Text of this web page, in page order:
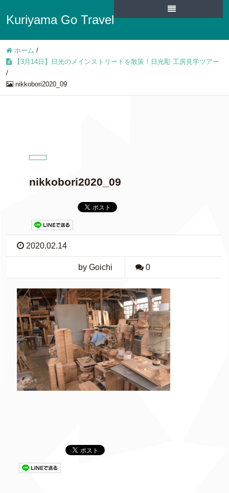
Kuriyama Go Travel
ホーム /
【3月14日】日光のメインストリートを散策！日光彫 工房見学ツアー
/
nikkobori2020_09
nikkobori2020_09
2020.02.14
by Goichi 0